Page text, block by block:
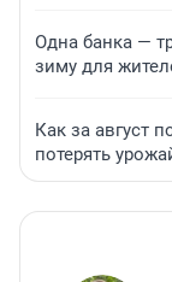
Одна банка —
зиму для
Как за август
потерять